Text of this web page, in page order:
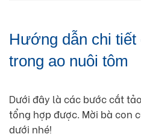
Hướng dẫn chi tiết
trong ao nuôi tôm
Dưới đây là các bước cắt
tổng hợp được. Mời bà con
dưới nhé!